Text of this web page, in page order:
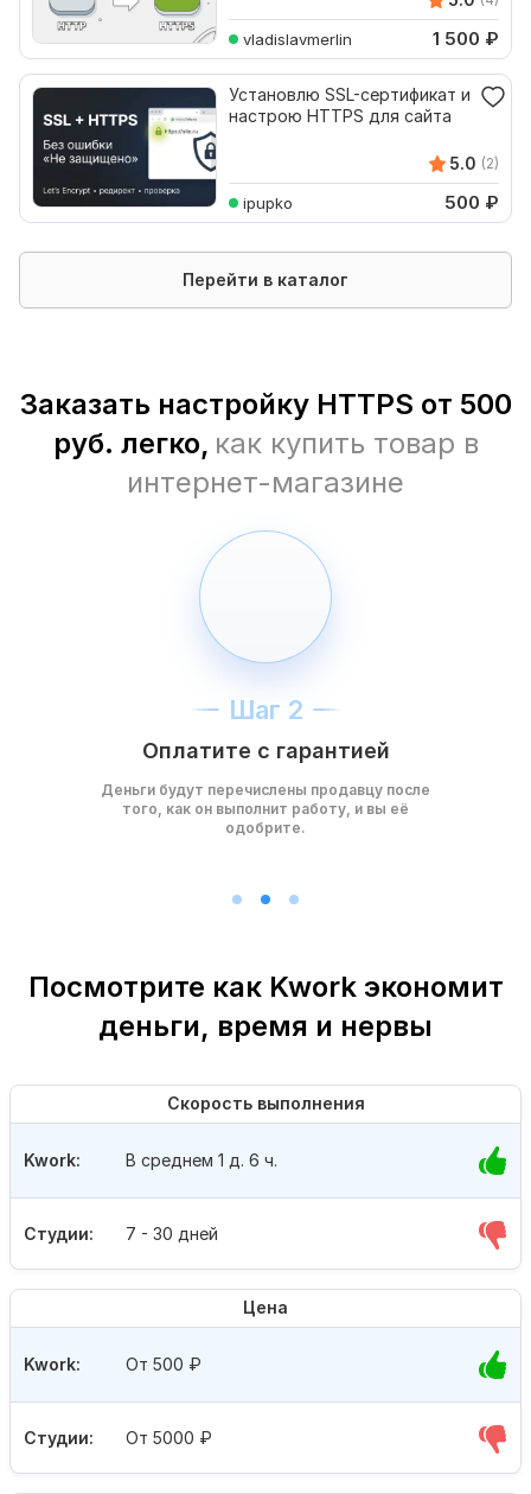
vladislavmerlin 1 500 ₽
Установлю SSL-сертификат и
настрою HTTPS для сайта
5.0 (2)
ipupko 500 ₽
Перейти в каталог
Заказать настройку HTTPS от 500
руб. легко, как купить товар в
интернет-магазине
Шаг 2
Оплатите с гарантией
Деньги будут перечислены продавцу после
того, как он выполнит работу, и вы её
одобрите.
Посмотрите как Kwork экономит
деньги, время и нервы
Скорость выполнения
Студии: 7 - 30 дней
Kwork: В среднем 1 д. 6 ч.
Цена
Студии: От 5000 ₽
Kwork: От 500 ₽